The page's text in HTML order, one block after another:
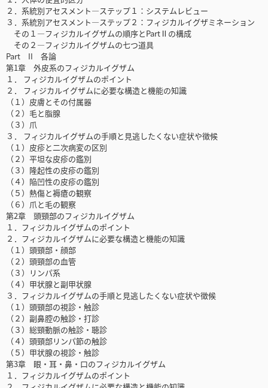
２．系統別アセスメント—ステップ１：システムレビュー
３．系統別アセスメント—ステップ２：フィジカルイグザミネーション
その１—フィジカルイグザムの順序とPartⅡの構成
その２—フィジカルイグザムの七つ道具
Part II 各論
第1章 外皮系のフィジカルイグザム
１． フィジカルイグザムのポイント
２． フィジカルイグザムに必要な構造と機能の知識
（１）皮膚とその付属器
（２）毛と脂腺
（３）爪
３． フィジカルイグザムの手順と見逃したくない症状や徴候
（１）皮疹と二次病変の区別
（２）平坦な皮疹の鑑別
（３）隆起性の皮疹の鑑別
（４）陥凹性の皮疹の鑑別
（５）熱傷と褥瘡の観察
（６）爪と毛の観察
第2章 頭頸部のフィジカルイグザム
１．フィジカルイグザムのポイント
２．フィジカルイグザムに必要な構造と機能の知識
（１）頭頸部・顔部
（２）頭頸部の血管
（３）リンパ系
（４）甲状腺と副甲状腺
３．フィジカルイグザムの手順と見逃したくない症状や徴候
（１）頭頸部の視診・触診
（２）副鼻腔の触診・打診
（３）総頸動脈の触診・聴診
（４）頭頸部リンパ節の触診
（５）甲状腺の視診・触診
第3章 眼・耳・鼻・口のフィジカルイグザム
１．フィジカルイグザムのポイント